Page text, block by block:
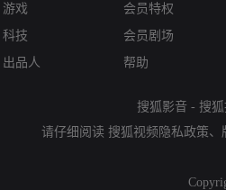
游戏
科技
出品人
会员特权
会员剧场
帮助
搜狐影音 - 搜
请仔细阅读 搜狐视频隐私政策、